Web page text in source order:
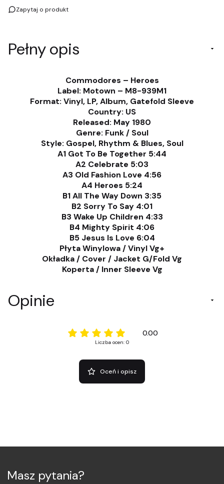
Zapytaj o produkt
Pełny opis
Commodores – Heroes
Label: Motown – M8-939M1
Format: Vinyl, LP, Album, Gatefold Sleeve
Country: US
Released: May 1980
Genre: Funk / Soul
Style: Gospel, Rhythm & Blues, Soul
A1 Got To Be Together 5:44
A2 Celebrate 5:03
A3 Old Fashion Love 4:56
A4 Heroes 5:24
B1 All The Way Down 3:35
B2 Sorry To Say 4:01
B3 Wake Up Children 4:33
B4 Mighty Spirit 4:06
B5 Jesus Is Love 6:04
Płyta Winylowa / Vinyl Vg+
Okładka / Cover / Jacket G/Fold Vg
Koperta / Inner Sleeve Vg
Opinie
0.00
Liczba ocen: 0
Oceń i opisz
Masz pytania?